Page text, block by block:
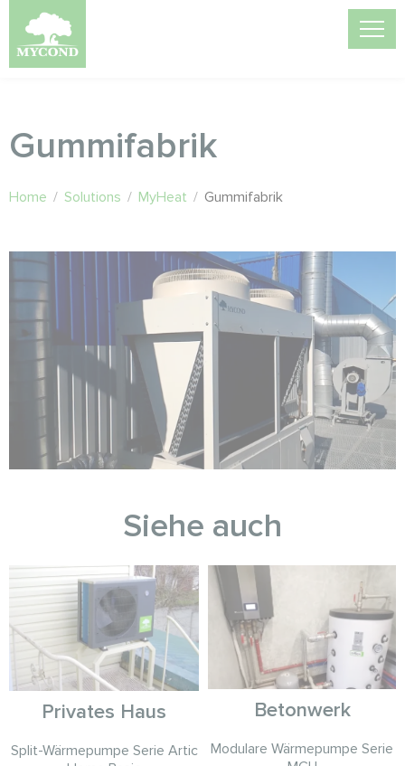
Gummifabrik
Home / Solutions / MyHeat / Gummifabrik
Siehe auch
Privates Haus
Split-Wärmepumpe Serie Artic
Betonwerk
Modulare Wärmepumpe Serie